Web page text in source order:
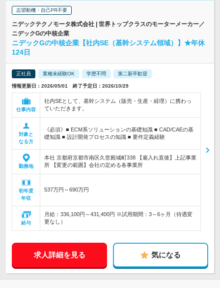
志望動機・自己PR不要
ニデックテクノモータ株式会社 | 世界トップクラスのモーターメーカー／
ニデックGの中核企業
ニデックGの中核企業【社内SE（基幹システム領域）】★年休
124日
正社員 業種未経験OK 学歴不問 第二新卒歓迎
情報更新日：2026/05/01 終了予定日：2026/10/29
仕事内容
社内SEとして、基幹システム（販売・生産・経理）に携わっ
ていただきます。
対象と
なる方
《必須》■ ECM系ソリューションの基礎知識 ■ CAD/CAEの基
礎知識 ■ 設計開発プロセスの知識 ■ 要件定義経験
勤務地
本社 京都府京都市南区久世殿城町338 【雇入れ直後】上記事業
所 【変更の範囲】会社の定める各事業所
初年度
年収
537万円～690万円
給与
月給：336,100円～431,400円 ※試用期間：3～6ヶ月（待遇変
更なし）
求人詳細を見る 気になる